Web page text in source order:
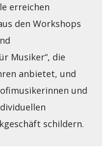
erreichen
den Workshops
Musiker“, die
anbietet, und
und
schildern.